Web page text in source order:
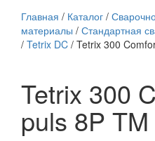
Главная / Каталог /
материалы / Стандартная
/ Tetrix DC / Tetrix 300
Tetrix 300
puls 8P TM